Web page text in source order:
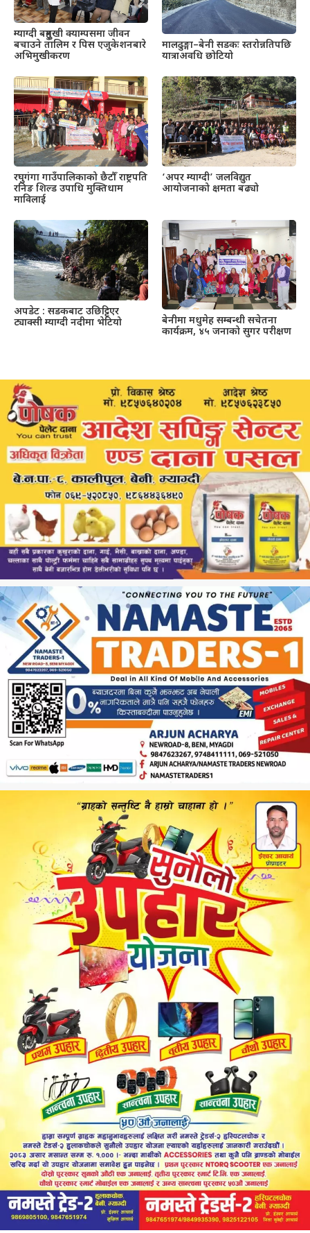
म्याग्दी बहुमुखी क्याम्पसमा जीवन
बचाउने तालिम र पिस एजुकेशनबारे
अभिमुखीकरण
मालढुङ्गा–बेनी सडकः स्तरोन्नतिपछि
यात्राअवधि छोटियो
रघुगंगा गाउँपालिकाको छैटौँ राष्ट्रपति
रनिङ शिल्ड उपाधि मुक्तिधाम
माविलाई
‘अपर म्याग्दी’ जलविद्युत
आयोजनाको क्षमता बढ्यो
अपडेट : सडकबाट उछिट्टिएर
ट्याक्सी म्याग्दी नदीमा भेटियो
बेनीमा मधुमेह सम्बन्धी सचेतना
कार्यक्रम, ४५ जनाको सुगर परीक्षण